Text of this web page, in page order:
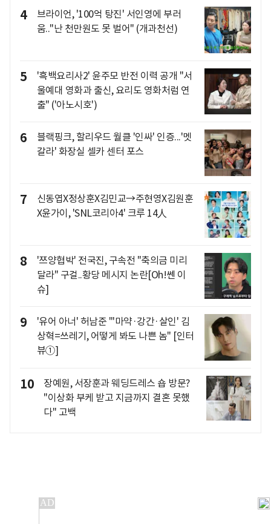
4
브라이언, '100억 탕진' 서인영에 부러
움.."난 천만원도 못 벌어" (개과천선)
5
'흑백요리사2' 윤주모 반전 이력 공개 "서
울예대 영화과 출신, 요리도 영화처럼 연
출" ('아노시호')
6
블랙핑크, 할리우드 월클 '인싸' 인증...'멧
갈라' 화장실 셀카 센터 포스
7
신동엽X정상훈X김민교→주현영X김원훈
X윤가이, 'SNL코리아4' 크루 14人
8
'쯔양협박' 전국진, 구속전 "축의금 미리
달라" 구걸..황당 메시지 논란[Oh!쎈 이
슈]
9
'유어 아너' 허남준 "'마약·강간·살인' 김
상혁=쓰레기, 어떻게 봐도 나쁜 놈" [인터
뷰①]
10
장예원, 서장훈과 웨딩드레스 숍 방문?
"이상화 부케 받고 지금까지 결혼 못했
다" 고백